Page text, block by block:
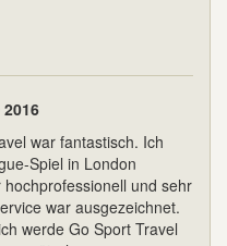
war fantastisch. Ich
Spiel in London
und sehr
war ausgezeichnet.
werde Go Sport Travel